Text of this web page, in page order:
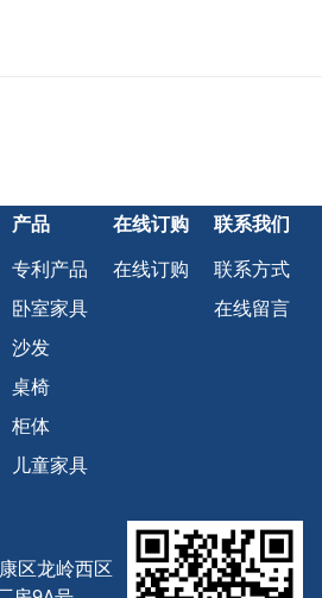
产品
专利产品
卧室家具
沙发
桌椅
柜体
儿童家具
在线订购
在线订购
联系我们
联系方式
在线留言
区龙岭西区